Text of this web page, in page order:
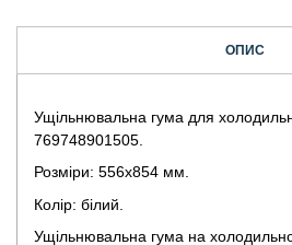
ОПИС
Ущільнювальна гума для
769748901505.
Розміри: 556х854 мм.
Колір: білий.
Ущільнювальна гума на